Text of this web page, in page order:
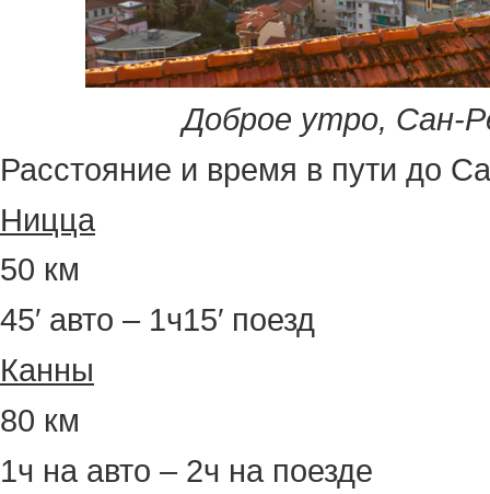
Доброе утро, Сан-
Расстояние и время в пути до
Ницца
50 км
45′ авто – 1ч15′ поезд
Канны
80 км
1ч на авто – 2ч на поезде